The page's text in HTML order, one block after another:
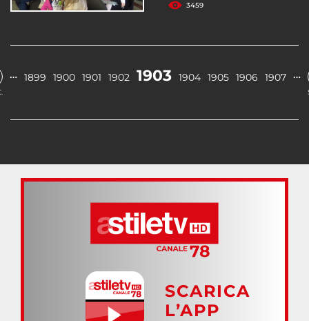
3459
… 1899 1900 1901 1902 1903 1904 1905 1906 1907 …
SCARICA
L’APP